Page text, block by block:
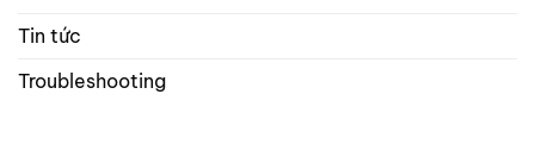
Tin tức
Troubleshooting